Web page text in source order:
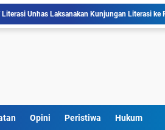
Pulana" Kecamatan Keera Mewisuda 31 Lansia
Opini Peristiwa Hukum